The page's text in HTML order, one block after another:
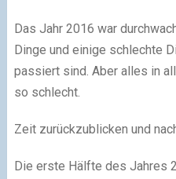
Das Jahr 2016 war
Dinge und einige schlechte
passiert sind. Aber alles in
so schlecht.
Zeit zurückzublicken und
Die erste Hälfte des Jahres